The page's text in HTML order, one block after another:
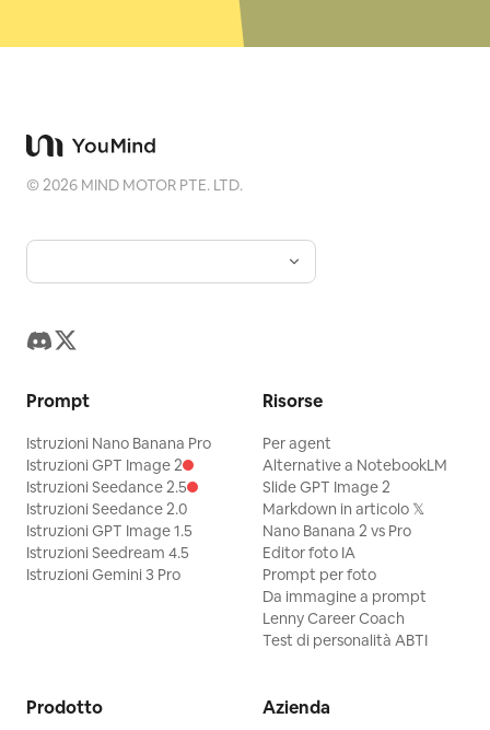
©2026 MIND MOTOR PTE. LTD.
Prompt
Istruzioni Nano Banana Pro
Istruzioni GPT Image 2
Istruzioni Seedance 2.5
Istruzioni Seedance 2.0
Istruzioni GPT Image 1.5
Istruzioni Seedream 4.5
Istruzioni Gemini 3 Pro
Risorse
Per agent
Alternative a NotebookLM
Slide GPT Image 2
Markdown in articolo 𝕏
Nano Banana 2 vs Pro
Editor foto IA
Prompt per foto
Da immagine a prompt
Lenny Career Coach
Test di personalità ABTI
Prodotto Azienda